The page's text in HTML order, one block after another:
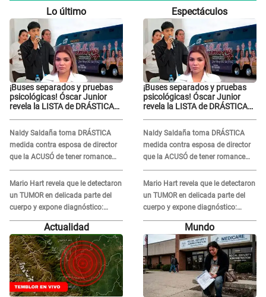
Lo último
¡Buses separados y pruebas
psicológicas! Óscar Junior
revela la LISTA de DRÁSTICAS
Naldy Saldaña
Naldy Saldaña toma DRÁSTICA
medida contra esposa de director
que la ACUSÓ de tener romance
con él: "Muy triste..."
Mario Hart revela que le detectaron
un TUMOR en delicada parte del
cuerpo y expone diagnóstico:
"Dolores muy fuertes..."
Espectáculos
¡Buses separados y pruebas
psicológicas! Óscar Junior
revela la LISTA de DRÁSTICAS
Naldy Saldaña
Naldy Saldaña toma DRÁSTICA
medida contra esposa de director
que la ACUSÓ de tener romance
con él: "Muy triste..."
Mario Hart revela que le detectaron
un TUMOR en delicada parte del
cuerpo y expone diagnóstico:
"Dolores muy fuertes..."
Actualidad Mundo